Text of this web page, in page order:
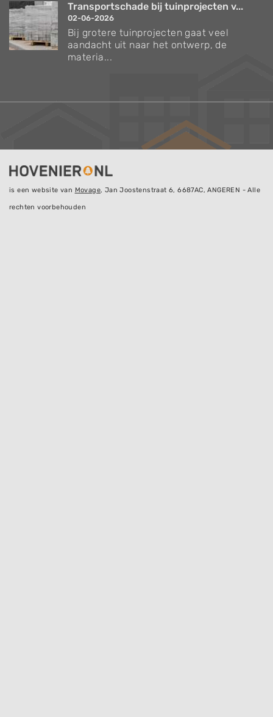
Transportschade bij tuinprojecten v...
02-06-2026
Bij grotere tuinprojecten gaat veel
aandacht uit naar het ontwerp, de
materia...
is een website van Movage, Jan Joostenstraat 6, 6687AC, ANGEREN - Alle
rechten voorbehouden